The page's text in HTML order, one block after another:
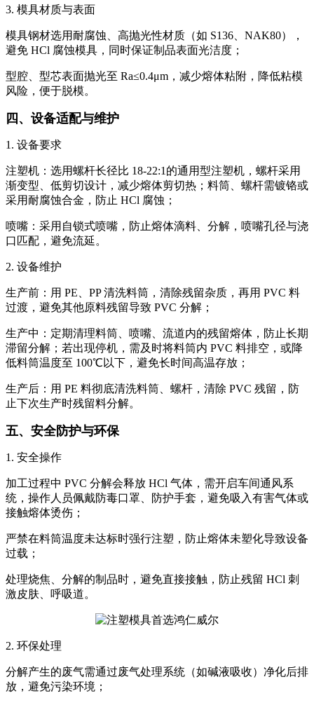
3. 模具材质与表面
模具钢材选用耐腐蚀、高抛光性材质（如 S136、NAK80），
避免 HCl 腐蚀模具，同时保证制品表面光洁度；
型腔、型芯表面抛光至 Ra≤0.4μm，减少熔体粘附，降低粘模
风险，便于脱模。
四、设备适配与维护
1. 设备要求
注塑机：选用螺杆长径比 18-22:1的通用型注塑机，螺杆采用
渐变型、低剪切设计，减少熔体剪切热；料筒、螺杆需镀铬或
采用耐腐蚀合金，防止 HCl 腐蚀；
喷嘴：采用自锁式喷嘴，防止熔体滴料、分解，喷嘴孔径与浇
口匹配，避免流延。
2. 设备维护
生产前：用 PE、PP 清洗料筒，清除残留杂质，再用 PVC 料
过渡，避免其他原料残留导致 PVC 分解；
生产中：定期清理料筒、喷嘴、流道内的残留熔体，防止长期
滞留分解；若出现停机，需及时将料筒内 PVC 料排空，或降
低料筒温度至 100℃以下，避免长时间高温存放；
生产后：用 PE 料彻底清洗料筒、螺杆，清除 PVC 残留，防
止下次生产时残留料分解。
五、安全防护与环保
1. 安全操作
加工过程中 PVC 分解会释放 HCl 气体，需开启车间通风系
统，操作人员佩戴防毒口罩、防护手套，避免吸入有害气体或
接触熔体烫伤；
严禁在料筒温度未达标时强行注塑，防止熔体未塑化导致设备
过载；
处理烧焦、分解的制品时，避免直接接触，防止残留 HCl 刺
激皮肤、呼吸道。
2. 环保处理
分解产生的废气需通过废气处理系统（如碱液吸收）净化后排
放，避免污染环境；